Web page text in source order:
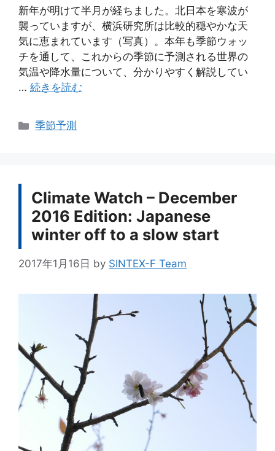
新年が明けて半月が経ちました。北日本を寒波が
襲っていますが、横浜研究所は比較的穏やかな天
気に恵まれています（写真）。本年も季節ウォッ
チを通して、これからの季節に予測される世界の
気温や降水量について、分かりやすく解説してい
… 続きを読む
カ
季節予測
Climate Watch – December
2016 Edition: Japanese
winter off to a slow start
2017年1月16日 by SINTEX-F Team